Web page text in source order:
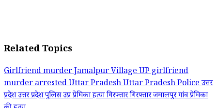
Related Topics
Girlfriend murderJamalpur VillageUP girlfriend
murder arrestedUttar PradeshUttar Pradesh Policeउत्तर
प्रदेशउत्तर प्रदेश पुलिसउप्र प्रेमिका हत्या गिरफ्तारगिरफ्तारजमालपुर गांवप्रेमिका